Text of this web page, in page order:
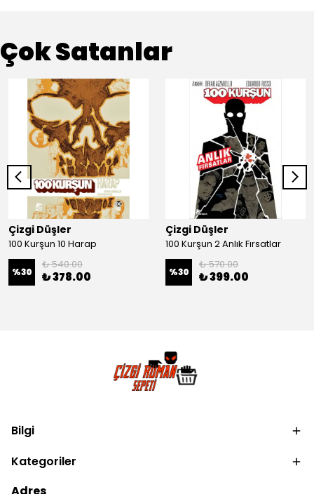
Çok Satanlar
Çizgi Düşler
100 Kurşun 10 Harap
%30
₺ 540.00
₺ 378.00
Çizgi Düşler
100 Kurşun 2 Anlık Fırsatlar
%30
₺ 570.00
₺ 399.00
Bilgi
Kategoriler